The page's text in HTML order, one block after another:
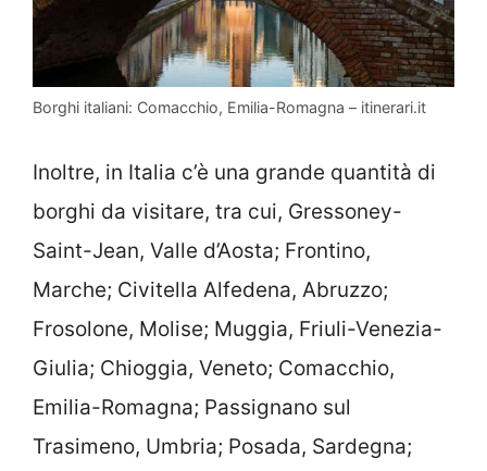
Borghi italiani: Comacchio, Emilia-Romagna – itinerari.it
Inoltre, in Italia c’è una grande quantità di
borghi da visitare, tra cui, Gressoney-
Saint-Jean, Valle d’Aosta; Frontino,
Marche; Civitella Alfedena, Abruzzo;
Frosolone, Molise; Muggia, Friuli-Venezia-
Giulia; Chioggia, Veneto; Comacchio,
Emilia-Romagna; Passignano sul
Trasimeno, Umbria; Posada, Sardegna;